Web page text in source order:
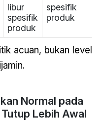
libur
spesifik
produk
spesifik
produk
acuan, bukan level
Normal pada
Lebih Awal